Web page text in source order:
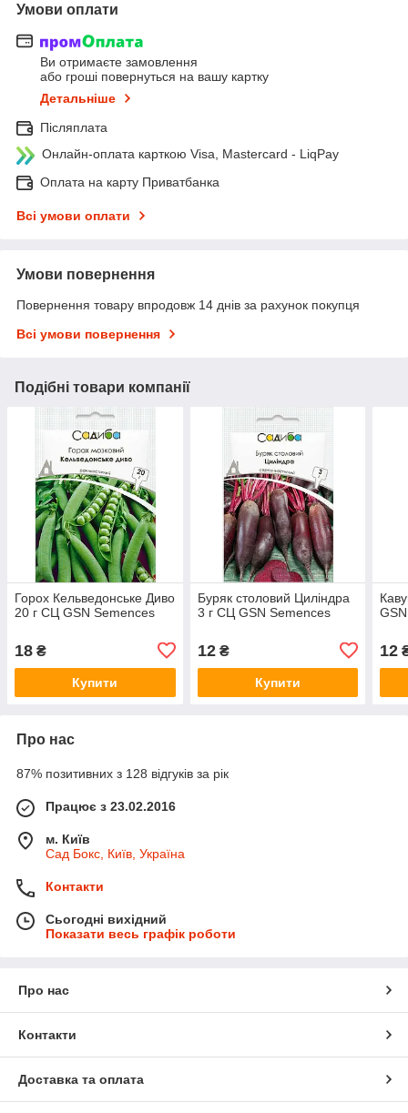
Умови оплати
Ви отримаєте замовлення
або гроші повернуться на вашу картку
Детальніше
Післяплата
Онлайн-оплата карткою Visa, Mastercard - LiqPay
Оплата на карту Приватбанка
Всі умови оплати
Умови повернення
Повернення товару впродовж 14 днів за рахунок покупця
Всі умови повернення
Подібні товари компанії
Горох Кельведонське Диво
20 г СЦ GSN Semences
18 ₴
Купити
Буряк столовий Циліндра
3 г СЦ GSN Semences
12₴
Купити
12
Про нас
87% позитивних з 128 відгуків за рік
Працює з 23.02.2016
м. Київ
Сад Бокс, Київ, Україна
Контакти
Сьогодні вихідний
Показати весь графік роботи
Про нас
Контакти
Доставка та оплата